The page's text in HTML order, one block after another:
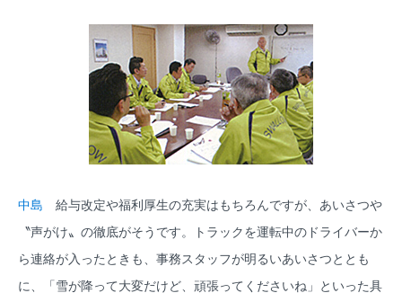
中島 給与改定や福利厚生の充実はもちろんですが、あいさつや
〝声がけ〟の徹底がそうです。トラックを運転中のドライバーか
ら連絡が入ったときも、事務スタッフが明るいあいさつととも
に、「雪が降って大変だけど、頑張ってくださいね」といった具